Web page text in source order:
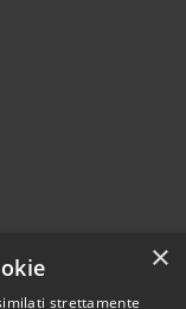
×
strettamente